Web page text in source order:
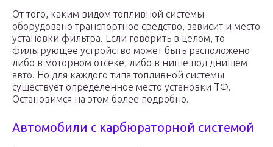
От того, каким видом топливной системы
оборудовано транспортное средство, зависит и место
установки фильтра. Если говорить в целом, то
фильтрующее устройство может быть расположено
либо в моторном отсеке, либо в нише под днищем
авто. Но для каждого типа топливной системы
существует определенное место установки ТФ.
Остановимся на этом более подробно.
Автомобили с карбюраторной системой